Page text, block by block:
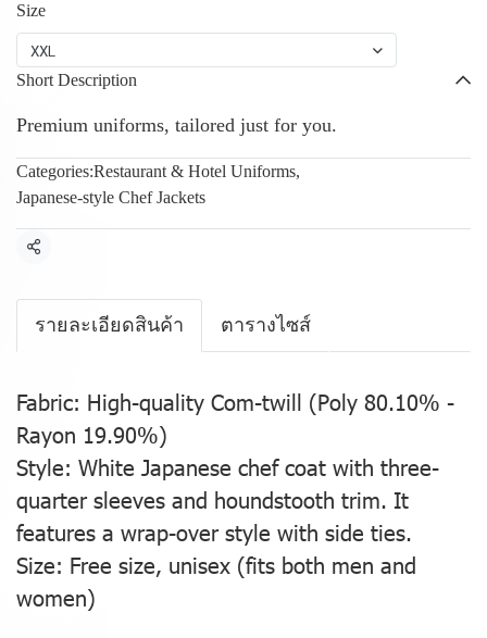
Size
XXL
Short Description
Premium uniforms, tailored just for you.
Categories:Restaurant & Hotel Uniforms,
Japanese-style Chef Jackets
Share
รายละเอียดสินค้า ตารางไซส์
Fabric: High-quality Com-twill (Poly 80.10% -
Rayon 19.90%)
Style: White Japanese chef coat with three-
quarter sleeves and houndstooth trim. It
features a wrap-over style with side ties.
Size: Free size, unisex (fits both men and
women)